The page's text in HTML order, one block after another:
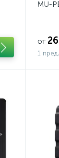
MU-
от
1